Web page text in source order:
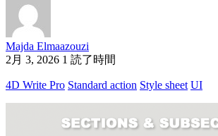
Majda Elmaazouzi
2月 3, 2026 1 読了時間
4D Write Pro Standard action Style sheet UI